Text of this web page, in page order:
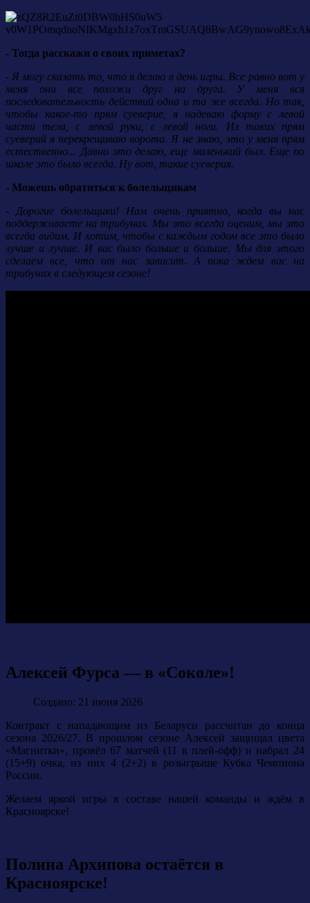
- Тогда расскажи о своих приметах?
- Я могу сказать то, что я делаю в день игры. Все равно вот у
меня они все похожи друг на друга. У меня вся
последовательность действий одна и та же всегда. Но так,
чтобы какое-то прям суеверие, я надеваю форму с левой
части тела, с левой руки, с левой ноги. Из таких прям
суеверий я перекрещиваю ворота. Я не знаю, это у меня прям
естественно... Давно это делаю, еще маленький был. Еще по
школе это было всегда. Ну вот, такие суеверия.
- Можешь обратиться к болельщикам
- Дорогие болельщики! Нам очень приятно, когда вы нас
поддерживаете на трибунах. Мы это всегда оценим, мы это
всегда видим. И хотим, чтобы с каждым годом все это было
лучше и лучше. И вас было больше и больше. Мы для этого
сделаем все, что от нас зависит. А пока ждем вас на
трибунах в следующем сезоне!
Алексей Фурса — в «Соколе»!
Создано: 21 июня 2026
Контракт с нападающим из Беларуси рассчитан до конца
сезона 2026/27. В прошлом сезоне Алексей защищал цвета
«Магнитки», провёл 67 матчей (11 в плей-офф) и набрал 24
(15+9) очка, из них 4 (2+2) в розыгрыше Кубка Чемпиона
России.
Желаем яркой игры в составе нашей команды и ждём в
Красноярске!
Полина Архипова остаётся в
Красноярске!